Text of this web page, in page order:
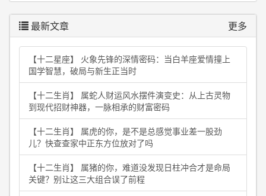
最新文章 更多
【十二星座】 火象先锋的深情密码：当白羊座爱情撞上
国学智慧，破局与新生正当时
【十二生肖】 属蛇人财运风水摆件演变史：从上古灵物
到现代招财神器，一脉相承的财富密码
【十二生肖】 属虎的你，是不是总感觉事业差一股劲
儿？快查查家中正东方位放对了吗
【十二生肖】 属猪的你，难道没发现日柱冲合才是命局
关键？别让这三大组合误了前程